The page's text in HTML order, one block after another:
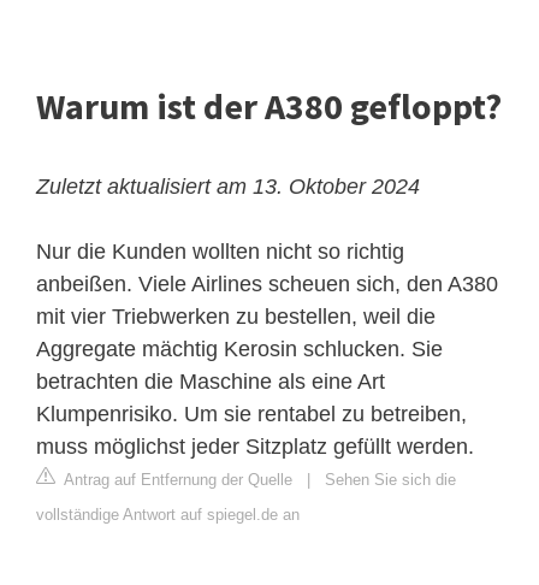
Warum ist der A380 gefloppt?
Zuletzt aktualisiert am 13. Oktober 2024
Nur die Kunden wollten nicht so richtig
anbeißen. Viele Airlines scheuen sich, den A380
mit vier Triebwerken zu bestellen, weil die
Aggregate mächtig Kerosin schlucken. Sie
betrachten die Maschine als eine Art
Klumpenrisiko. Um sie rentabel zu betreiben,
muss möglichst jeder Sitzplatz gefüllt werden.
Antrag auf Entfernung der Quelle
Sehen Sie sich die
vollständige Antwort auf spiegel.de an